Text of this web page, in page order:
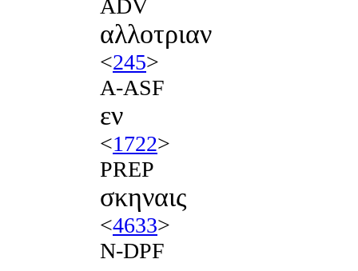
ADV
αλλοτριαν
<245>
A-ASF
εν
<1722>
PREP
σκηναις
<4633>
N-DPF